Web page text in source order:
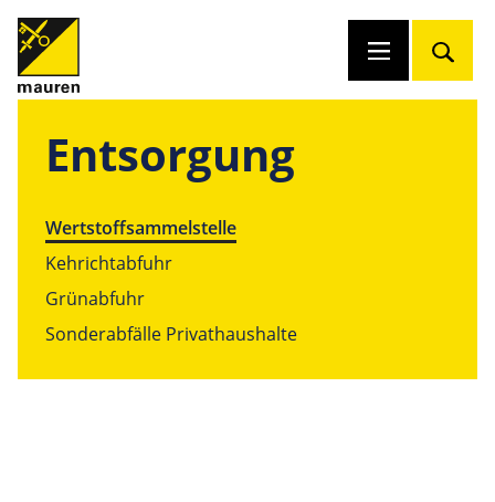
Entsorgung
Wertstoffsammelstelle
Kehrichtabfuhr
Grünabfuhr
Sonderabfälle Privathaushalte